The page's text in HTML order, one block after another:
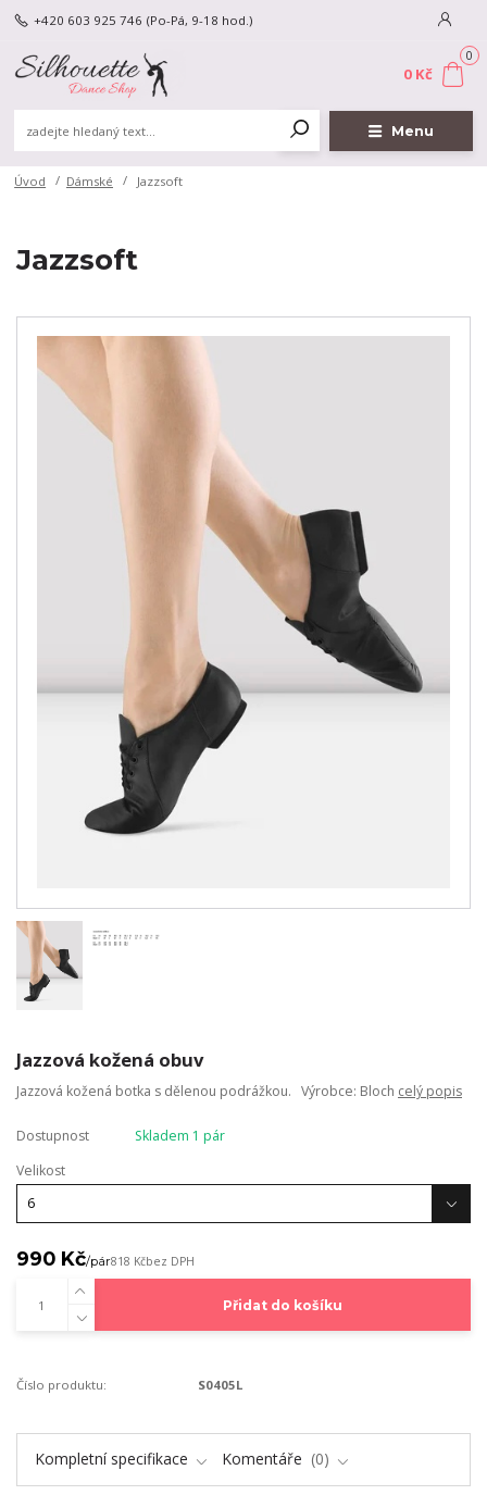
Menu
+420 603 925 746 (Po-Pá, 9-18 hod.)
0
0 Kč
Úvod Dámské Jazzsoft
Jazzsoft
Jazzová kožená obuv
Jazzová kožená botka s dělenou podrážkou. Výrobce: Bloch celý popis
Dostupnost
Skladem 1 pár
Velikost
990 Kč/pár818 Kčbez DPH
Přidat do košíku
Číslo produktu: S0405L
Kompletní specifikace Komentáře 0